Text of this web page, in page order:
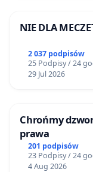
NIE DLA
2 037 podpisów
25 Podpisy / 24
29 Jul 2026
Chrońmy
prawa
201 podpisów
23 Podpisy / 24
4 Aug 2026